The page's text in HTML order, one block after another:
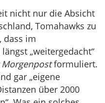
nicht nur die Absicht
Tomahawks zu
dass im
„weitergedacht“
formuliert.
gar „eigene
über 2000